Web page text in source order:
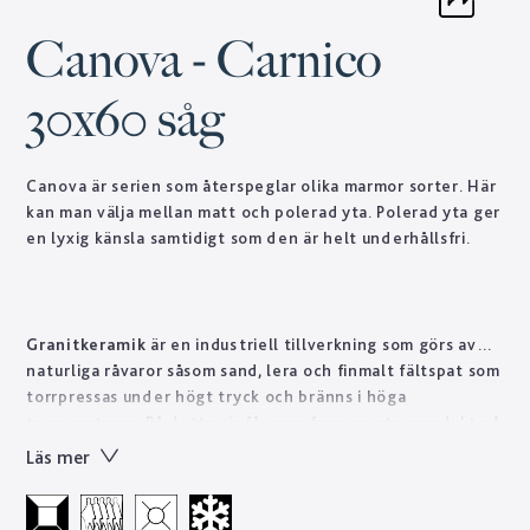
Canova - Carnico
30x60 såg
Canova är serien som återspeglar olika marmor sorter. Här
kan man välja mellan matt och polerad yta. Polerad yta ger
en lyxig känsla samtidigt som den är helt underhållsfri.
Granitkeramik är en industriell tillverkning som görs av
naturliga råvaror såsom sand, lera och finmalt fältspat som
torrpressas under högt tryck och bränns i höga
kort tid som skulle ta naturen tusentals år att forma.
lätt att sköta till skillnad från natursten som ofta kräver
Läs mer